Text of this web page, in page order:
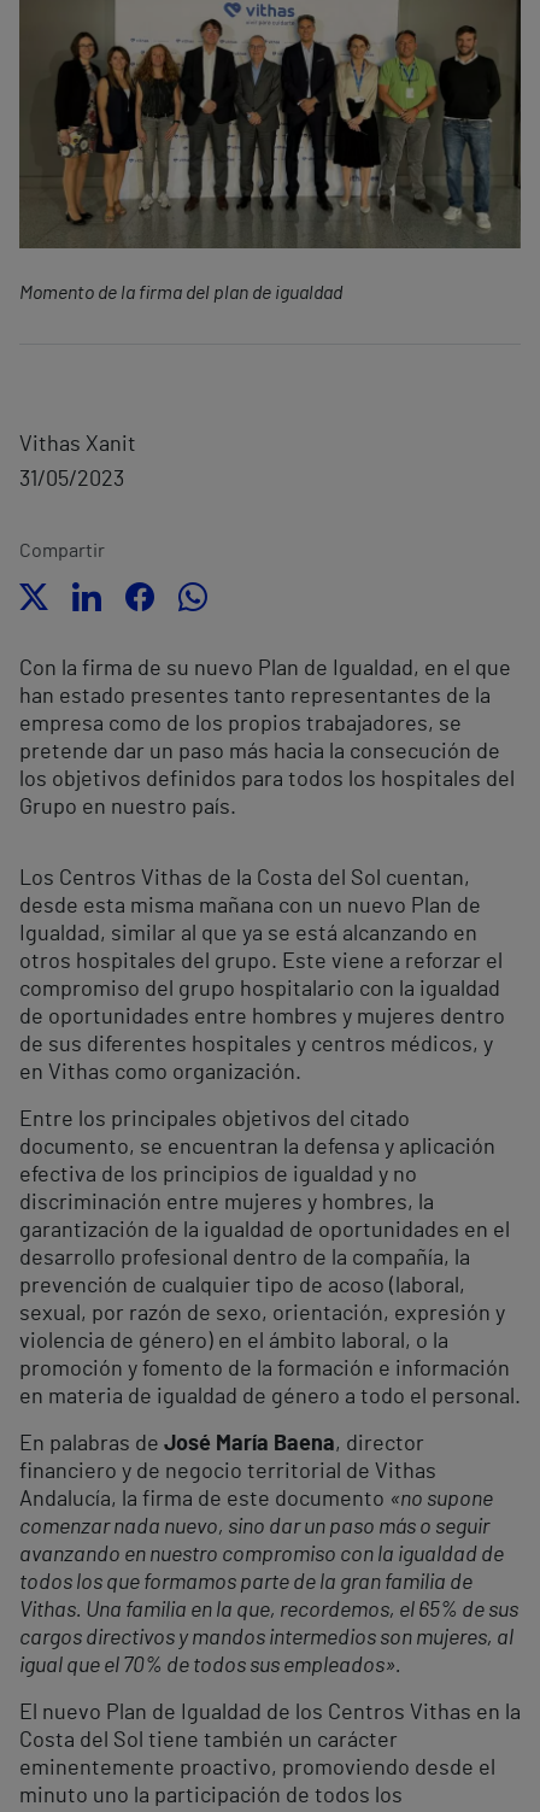
Momento de la firma del plan de igualdad
Vithas Xanit
31/05/2023
Compartir
Con la firma de su nuevo Plan de Igualdad, en el que
han estado presentes tanto representantes de la
empresa como de los propios trabajadores, se
pretende dar un paso más hacia la consecución de
los objetivos definidos para todos los hospitales del
Grupo en nuestro país.
Los Centros Vithas de la Costa del Sol cuentan,
desde esta misma mañana con un nuevo Plan de
Igualdad, similar al que ya se está alcanzando en
otros hospitales del grupo. Este viene a reforzar el
compromiso del grupo hospitalario con la igualdad
de oportunidades entre hombres y mujeres dentro
de sus diferentes hospitales y centros médicos, y
en Vithas como organización.
Entre los principales objetivos del citado
documento, se encuentran la defensa y aplicación
efectiva de los principios de igualdad y no
discriminación entre mujeres y hombres, la
garantización de la igualdad de oportunidades en el
desarrollo profesional dentro de la compañía, la
prevención de cualquier tipo de acoso (laboral,
sexual, por razón de sexo, orientación, expresión y
violencia de género) en el ámbito laboral, o la
promoción y fomento de la formación e información
en materia de igualdad de género a todo el personal.
En palabras de José María Baena, director
financiero y de negocio territorial de Vithas
Andalucía, la firma de este documento «no supone
comenzar nada nuevo, sino dar un paso más o seguir
avanzando en nuestro compromiso con la igualdad de
todos los que formamos parte de la gran familia de
Vithas. Una familia en la que, recordemos, el 65% de sus
cargos directivos y mandos intermedios son mujeres, al
igual que el 70% de todos sus empleados».
El nuevo Plan de Igualdad de los Centros Vithas en la
Costa del Sol tiene también un carácter
eminentemente proactivo, promoviendo desde el
minuto uno la participación de todos los